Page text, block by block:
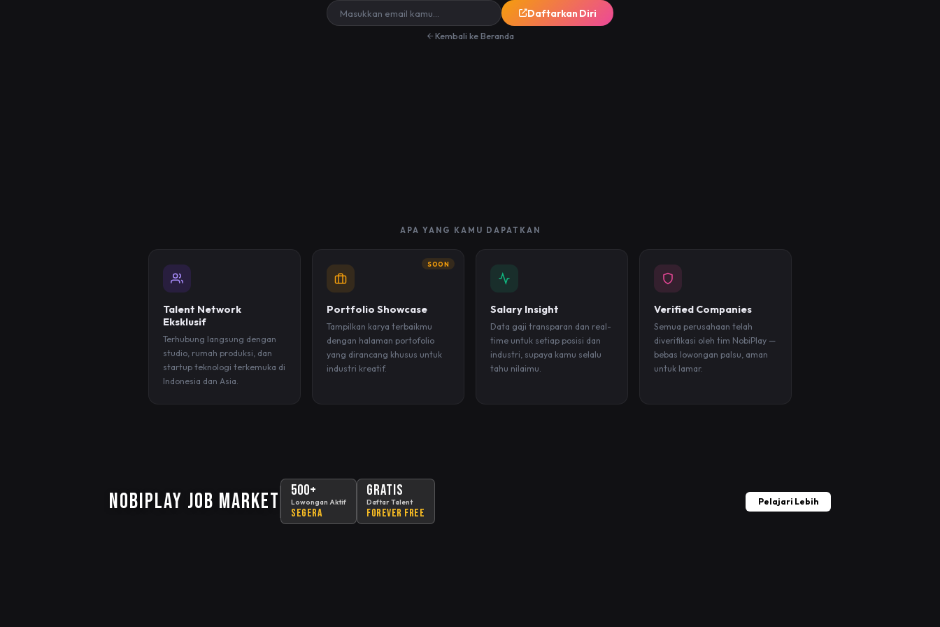
Daftarkan Diri
Kembali ke Beranda
APA YANG KAMU DAPATKAN
Talent Network
Eksklusif
Terhubung langsung dengan
studio, rumah produksi, dan
startup teknologi terkemuka di
Indonesia dan Asia.
SOON
Portfolio Showcase
Tampilkan karya terbaikmu
dengan halaman portofolio
yang dirancang khusus untuk
industri kreatif.
Salary Insight
Data gaji transparan dan real-
time untuk setiap posisi dan
industri, supaya kamu selalu
tahu nilaimu.
Verified Companies
Semua perusahaan telah
diverifikasi oleh tim NobiPlay —
bebas lowongan palsu, aman
untuk lamar.
NOBIPLAY JOB MARKET 500+
Lowongan Aktif
Segera
GRATIS
Daftar Talent
Forever Free
Pelajari Lebih